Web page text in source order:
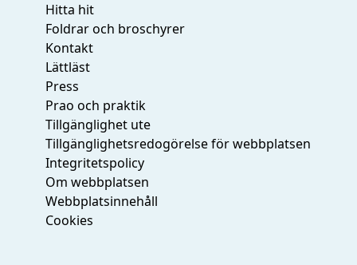
Hitta hit
Foldrar och broschyrer
Kontakt
Lättläst
Press
Prao och praktik
Tillgänglighet ute
Tillgänglighetsredogörelse för webbplatsen
Integritetspolicy
Om webbplatsen
Webbplatsinnehåll
Cookies